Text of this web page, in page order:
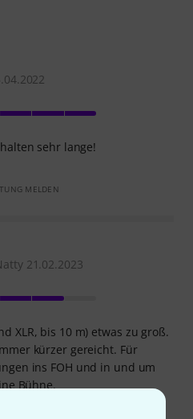
sehr lange!
MELDEN
21.02.2023
XLR, bis 10 m) etwas zu groß.
kürzer gereicht. Für
ins FOH und in und um
Bühne.